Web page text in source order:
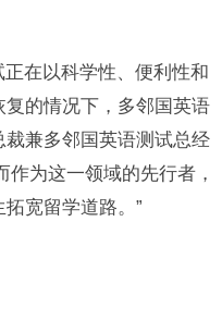
在以科学性、便利性和
的情况下，多邻国英语
兼多邻国英语测试总经
为这一领域的先行者，
宽留学道路。”